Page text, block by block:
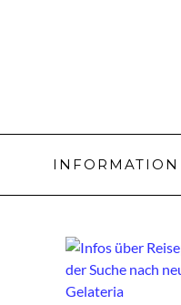
INFORMATION